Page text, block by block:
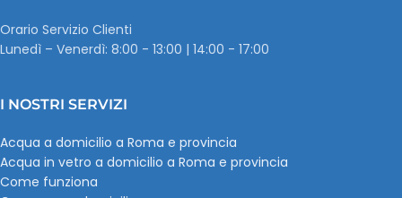
Orario Servizio Clienti
Lunedì – Venerdì: 8:00 - 13:00 | 14:00 - 17:00
I NOSTRI SERVIZI
Acqua a domicilio a Roma e provincia
Acqua in vetro a domicilio a Roma e provincia
Come funziona